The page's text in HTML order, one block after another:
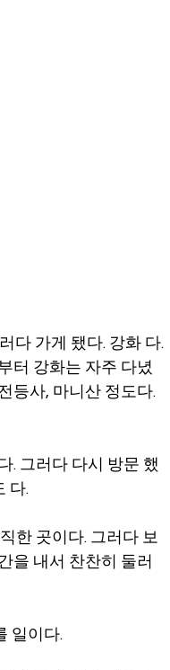
다 가게 됐다. 강화 다.
터 강화는 자주 다녔
등사, 마니산 정도다.
. 그러다 다시 방문 했
다.
한 곳이다. 그러다 보
을 내서 찬찬히 둘러
일이다.